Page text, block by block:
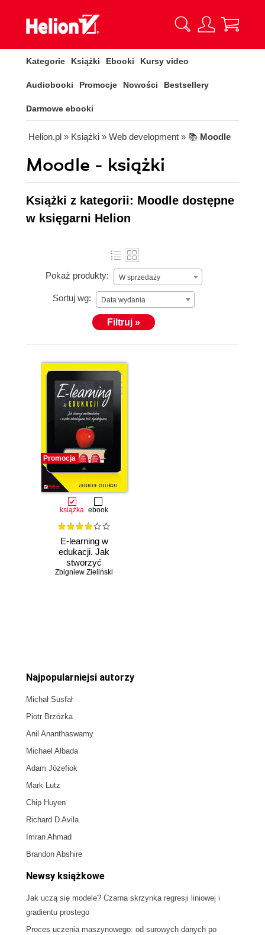
Kategorie Książki Ebooki Kursy video
Audiobooki Promocje Nowości Bestsellery
Darmowe ebooki
Helion.pl » Książki » Web development » 📚 Moodle
Moodle - książki
Książki z kategorii: Moodle dostępne
w księgarni Helion
Pokaż produkty: W sprzedaży
Sortuj wg: Data wydania
Filtruj »
Promocja
książka ebook
E-learning w
edukacji. Jak
stworzyć
multimedialną i w
Zbigniew Zieliński
Najpopularniejsi autorzy
Michał Susfał
Piotr Brzózka
Anil Ananthaswamy
Michael Albada
Adam Józefiok
Mark Lutz
Chip Huyen
Richard D Avila
Imran Ahmad
Brandon Abshire
Newsy książkowe
Jak uczą się modele? Czarna skrzynka regresji liniowej i
gradientu prostego
Proces uczenia maszynowego: od surowych danych po